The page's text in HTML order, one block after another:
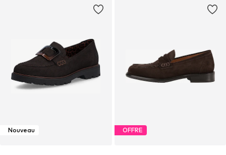
Nouveau OFFRE